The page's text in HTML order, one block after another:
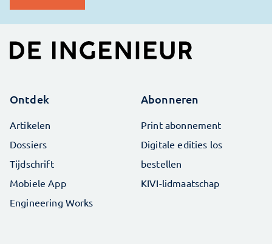
Ontdek
Artikelen
Dossiers
Tijdschrift
Mobiele App
Engineering Works
Abonneren
Print abonnement
Digitale edities los
bestellen
KIVI-lidmaatschap